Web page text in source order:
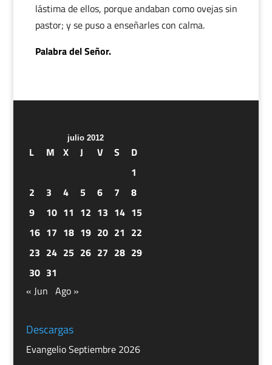
lástima de ellos, porque andaban como ovejas sin
pastor; y se puso a enseñarles con calma.
Palabra del Señor.
julio 2012
L M X J V S
D
1
2
3 4 5 6 7
8
9
10 11 12 13 14 15
16 17 18 19 20 21 22
23 24 25 26 27 28 29
30 31
« Jun Ago »
Descargas
Evangelio Septiembre 2026